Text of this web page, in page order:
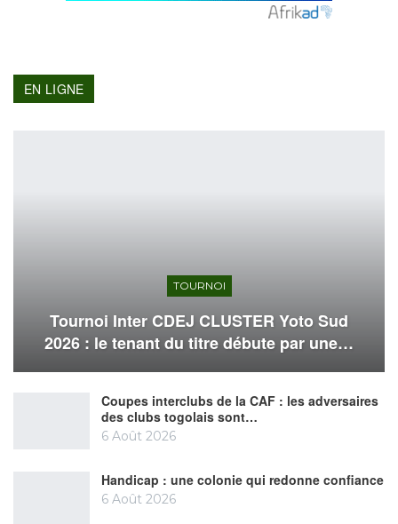
EN LIGNE
TOURNOI
Tournoi Inter CDEJ CLUSTER Yoto Sud
2026 : le tenant du titre débute par une…
Coupes interclubs de la CAF : les adversaires
des clubs togolais sont…
6 Août 2026
Handicap : une colonie qui redonne confiance
6 Août 2026